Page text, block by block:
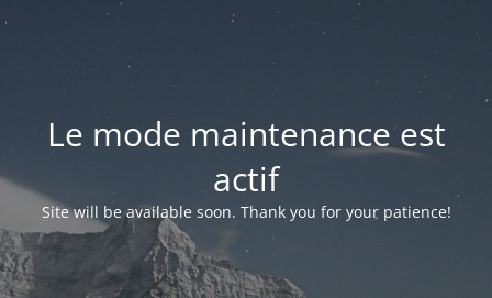
Le mode maintenance est
actif
Site will be available soon. Thank you for your patience!